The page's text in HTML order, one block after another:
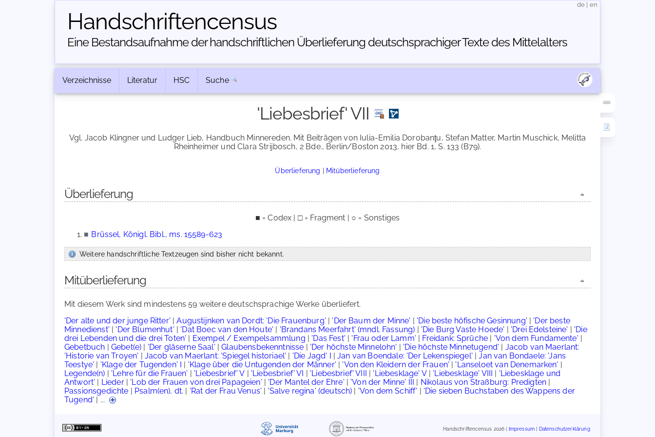
Handschriften­census
Eine Bestandsaufnahme der handschriftlichen Über­lieferung deutschsprachiger Texte des Mittelalters
de en
Verzeichnisse Literatur HSC Suche
'Liebesbrief' VII
Vgl. Jacob Klingner und Ludger Lieb, Handbuch Minnereden. Mit Beiträgen von Iulia-Emilia Dorobanţu, Stefan Matter, Martin Muschick, Melitta
Rheinheimer und Clara Strijbosch, 2 Bde., Berlin/Boston 2013, hier Bd. 1, S. 133 (B79).
Überlieferung | Mitüberlieferung
Überlieferung
■ = Codex | □ = Fragment | ○ = Sonstiges
■ Brüssel, Königl. Bibl., ms. 15589-623
Weitere handschriftliche Textzeugen sind bisher nicht bekannt.
Mitüberlieferung
Mit diesem Werk sind mindestens 59 weitere deutschsprachige Werke überliefert.
'Der alte und der junge Ritter' |Augustijnken van Dordt: 'Die Frauenburg' | 'Der Baum der Minne' | 'Die beste höfische Gesinnung' | 'Der beste
Minnedienst' | 'Der Blumenhut' | 'Dat Boec van den Houte' | 'Brandans Meerfahrt' (mndl. Fassung) | 'Die Burg Vaste Hoede' | 'Drei Edelsteine' | 'Die
drei Lebenden und die drei Toten' | Exempel / Exempelsammlung | 'Das Fest' | 'Frau oder Lamm' | Freidank: Sprüche | 'Von dem Fundamente' |
Gebetbuch | Gebet(e) | 'Der gläserne Saal' |Glaubensbekenntnisse | 'Der höchste Minnelohn' | 'Die höchste Minnetugend' | Jacob van Maerlant:
'Historie van Troyen' | Jacob van Maerlant: 'Spiegel historiael' | 'Die Jagd' I |Jan van Boendale: 'Der Lekenspiegel' |Jan van Bondaele: 'Jans
Teestye' | 'Klage der Tugenden' I | 'Klage über die Untugenden der Männer' | 'Von den Kleidern der Frauen' | 'Lanseloet van Denemarken' |
Legende(n) | 'Lehre für die Frauen' | 'Liebesbrief' V | 'Liebesbrief' VI | 'Liebesbrief' VIII | 'Liebesklage' V| 'Liebesklage' VIII | 'Liebesklage und
Antwort' | Lieder| 'Lob der Frauen von drei Papageien' | 'Der Mantel der Ehre' | 'Von der Minne' III | Nikolaus von Straßburg: Predigten|
Passionsgedichte | Psalm(en), dt. | 'Rat der Frau Venus' | 'Salve regina' (deutsch) | 'Von dem Schiff' | 'Die sieben Buchstaben des Wappens der
Tugend' | ...
Handschriftencensus 2026 | Impressum Datenschutzerklärung